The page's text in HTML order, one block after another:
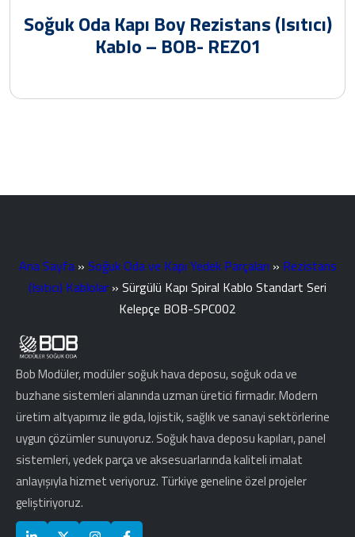
Soğuk Oda Kapı Boy Rezistans (Isıtıcı)
Kablo – BOB- REZ01
Ana Sayfa» Soğuk Oda ve Kapı Yedek Parçaları » Rezistans
(Isıtıcı) Kablolar » Sürgülü Kapı Spiral Kablo Standart Seri
Kelepçe BOB-SPC002
Bob Modüler, modüler soğuk hava deposu, soğuk oda ve
buzhane sistemleri alanında uzman üretici firmadır. Modern
üretim altyapımız ile gıda, lojistik, sağlık ve sanayi sektörlerine
uygun çözümler sunuyoruz. Soğuk hava deposu kapıları, panel
sistemleri, yedek parça ve aksesuarlarında kaliteli imalat
anlayışıyla hizmet veriyoruz. Türkiye geneline özel projeler
geliştiriyoruz.